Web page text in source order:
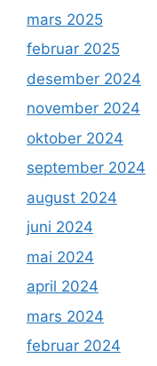
mars 2025
februar 2025
desember 2024
november 2024
oktober 2024
september 2024
august 2024
juni 2024
mai 2024
april 2024
mars 2024
februar 2024